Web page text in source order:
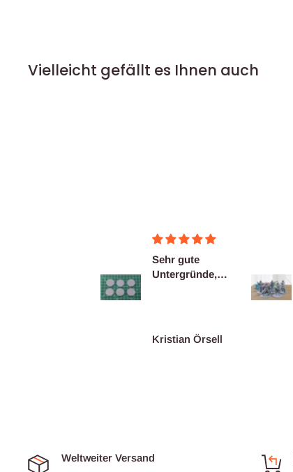
Vielleicht gefällt es Ihnen auch
Wie immer ein
tolles Produkt.
Grünkohl
Weltweiter Versand